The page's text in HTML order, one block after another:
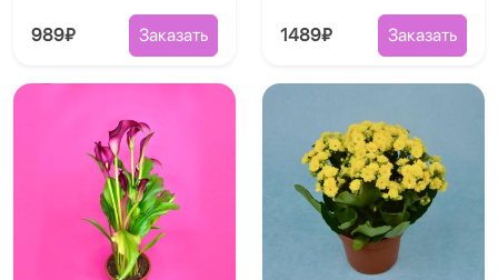
989₽ Заказать 1489₽ Заказать